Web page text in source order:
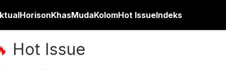
HorisonKhasMudaKolomHot IssueIndeks
Hot Issue